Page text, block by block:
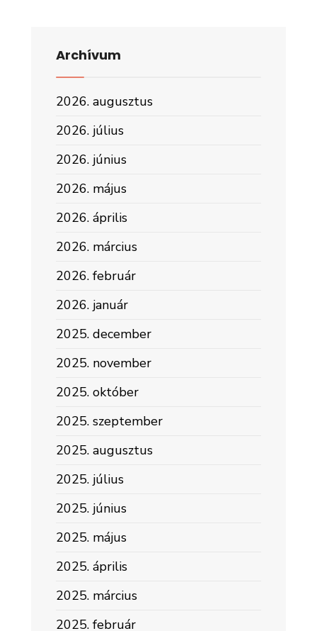
Archívum
2026. augusztus
2026. július
2026. június
2026. május
2026. április
2026. március
2026. február
2026. január
2025. december
2025. november
2025. október
2025. szeptember
2025. augusztus
2025. július
2025. június
2025. május
2025. április
2025. március
2025. február